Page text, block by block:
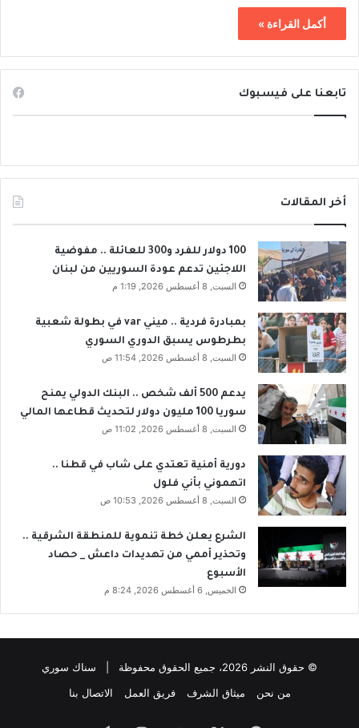
أكمل القراءة »
تابعنا على فيسبوك
أخر المقالات
100 دولار للفرد و300 للعائلة .. مفوضية
اللاجئين تدعم عودة السوريين من لبنان
السبت, 8 أغسطس 2026, 1:19 م
بمبادرة فردية .. ميني var في بطولة شعبية
بطرطوس يسبق الدوري السوري
السبت, 8 أغسطس 2026, 11:54 ص
يدعم 500 ألف شخص .. البنك الدولي يمنح
سوريا 100 مليون دولار لتحديث قطاعها المالي
السبت, 8 أغسطس 2026, 11:02 ص
دورية أمنية تعتدي على شاب في قطنا ..
اتهموني بأني فلول
السبت, 8 أغسطس 2026, 10:53 ص
الشرع يعلن خطة تنموية للمنطقة الشرقية ..
وتحذير أممي من تهديدات داعش _ حصاد
الأسبوع
الخميس, 6 أغسطس 2026, 8:24 م
© حقوق النشر 2026، جميع الحقوق محفوظة | سناك سوري
من نحن
ميثاق الشرف فريق العمل الاتصال بنا